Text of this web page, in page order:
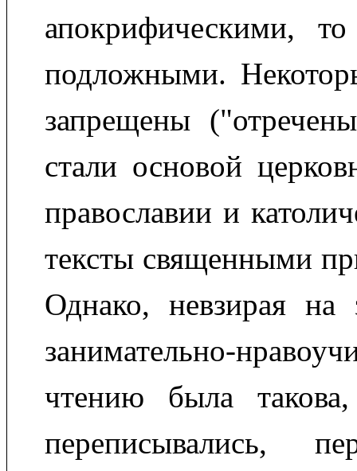
апокрифическими,
подложными.
запрещены
стали основой
православии и
тексты священными
Однако, невзирая на
занимательно-
чтению была
переписывались,